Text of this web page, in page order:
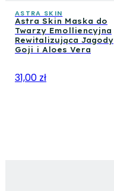
ASTRA SKIN
Astra Skin Maska do
Twarzy Emolliencyjna
Rewitalizująca Jagody
Goji i Aloes Vera
31,00 zł